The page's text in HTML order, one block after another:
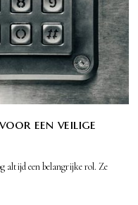
een veilige
altijd een belangrijke rol. Ze